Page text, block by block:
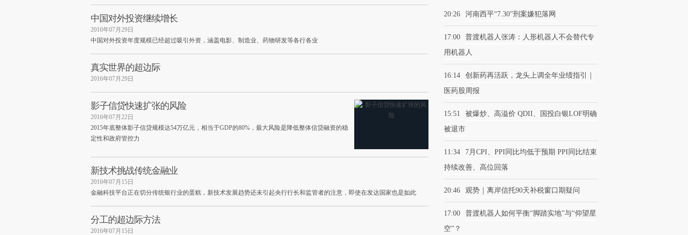
中国对外投资继续增长
2016年07月29日
中国对外投资年度规模已经超过吸引外资，涵盖电影、制造业、药物研发等各行各业
真实世界的超边际
2016年07月29日
影子信贷快速扩张的风险
2016年07月22日
2015年底整体影子信贷规模达54万亿元，相当于GDP的80%，最大风险是降低整体信贷融资的稳
定性和政府管控力
新技术挑战传统金融业
2016年07月15日
金融科技平台正在切分传统银行业的蛋糕，新技术发展趋势还未引起央行行长和监管者的注意，即使在发达国家也是如此
分工的超边际方法
2016年07月15日
20:26 河南西平“7.30”刑案嫌犯落网
17:00
普渡机器人张涛：人形机器人不会替代专
用机器人
16:14
创新药再活跃，龙头上调全年业绩指引｜
医药股周报
15:51
被爆炒、高溢价 QDII、国投白银LOF明确
被退市
11:34
7月CPI、PPI同比均低于预期 PPI同比结束
持续改善、高位回落
20:46 观势｜离岸信托90天补税窗口期疑问
17:00
普渡机器人如何平衡“脚踏实地”与“仰望星
空”？